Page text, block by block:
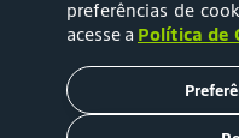
preferências de
acesse a Política de